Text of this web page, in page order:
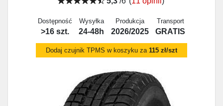
Dostępność
>16 szt.
Wysyłka
24-48h
Produkcja
2026/2025
Transport
GRATIS
Dodaj czujnik TPMS w koszyku za 115 zł/szt